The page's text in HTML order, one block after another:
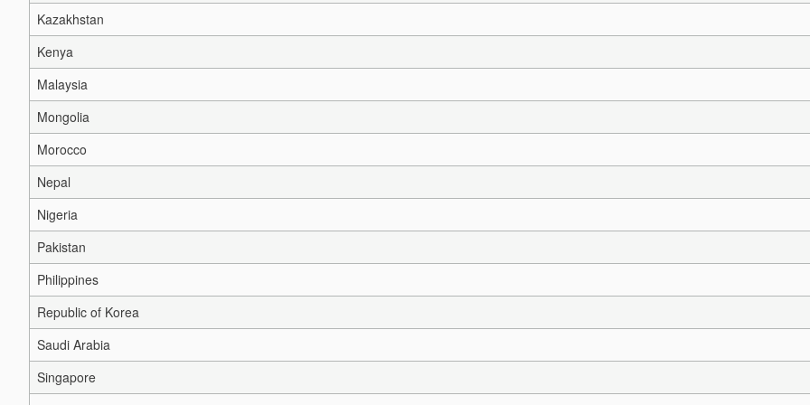
Kazakhstan
Kenya
Malaysia
Mongolia
Morocco
Nepal
Nigeria
Pakistan
Philippines
Republic of Korea
Saudi Arabia
Singapore